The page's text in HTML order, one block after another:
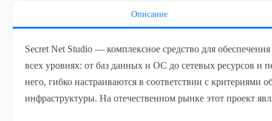
Описание
Secret Net Studio — комплексное средство для
всех уровнях: от баз данных и ОС до сетевых ресурсов
него, гибко настраиваются в соответствии с
инфраструктуры. На отечественном рынке этот проект